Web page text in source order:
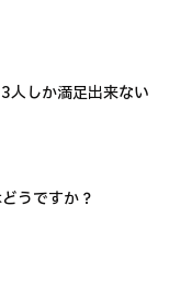
人しか満足出来ない
うですか？